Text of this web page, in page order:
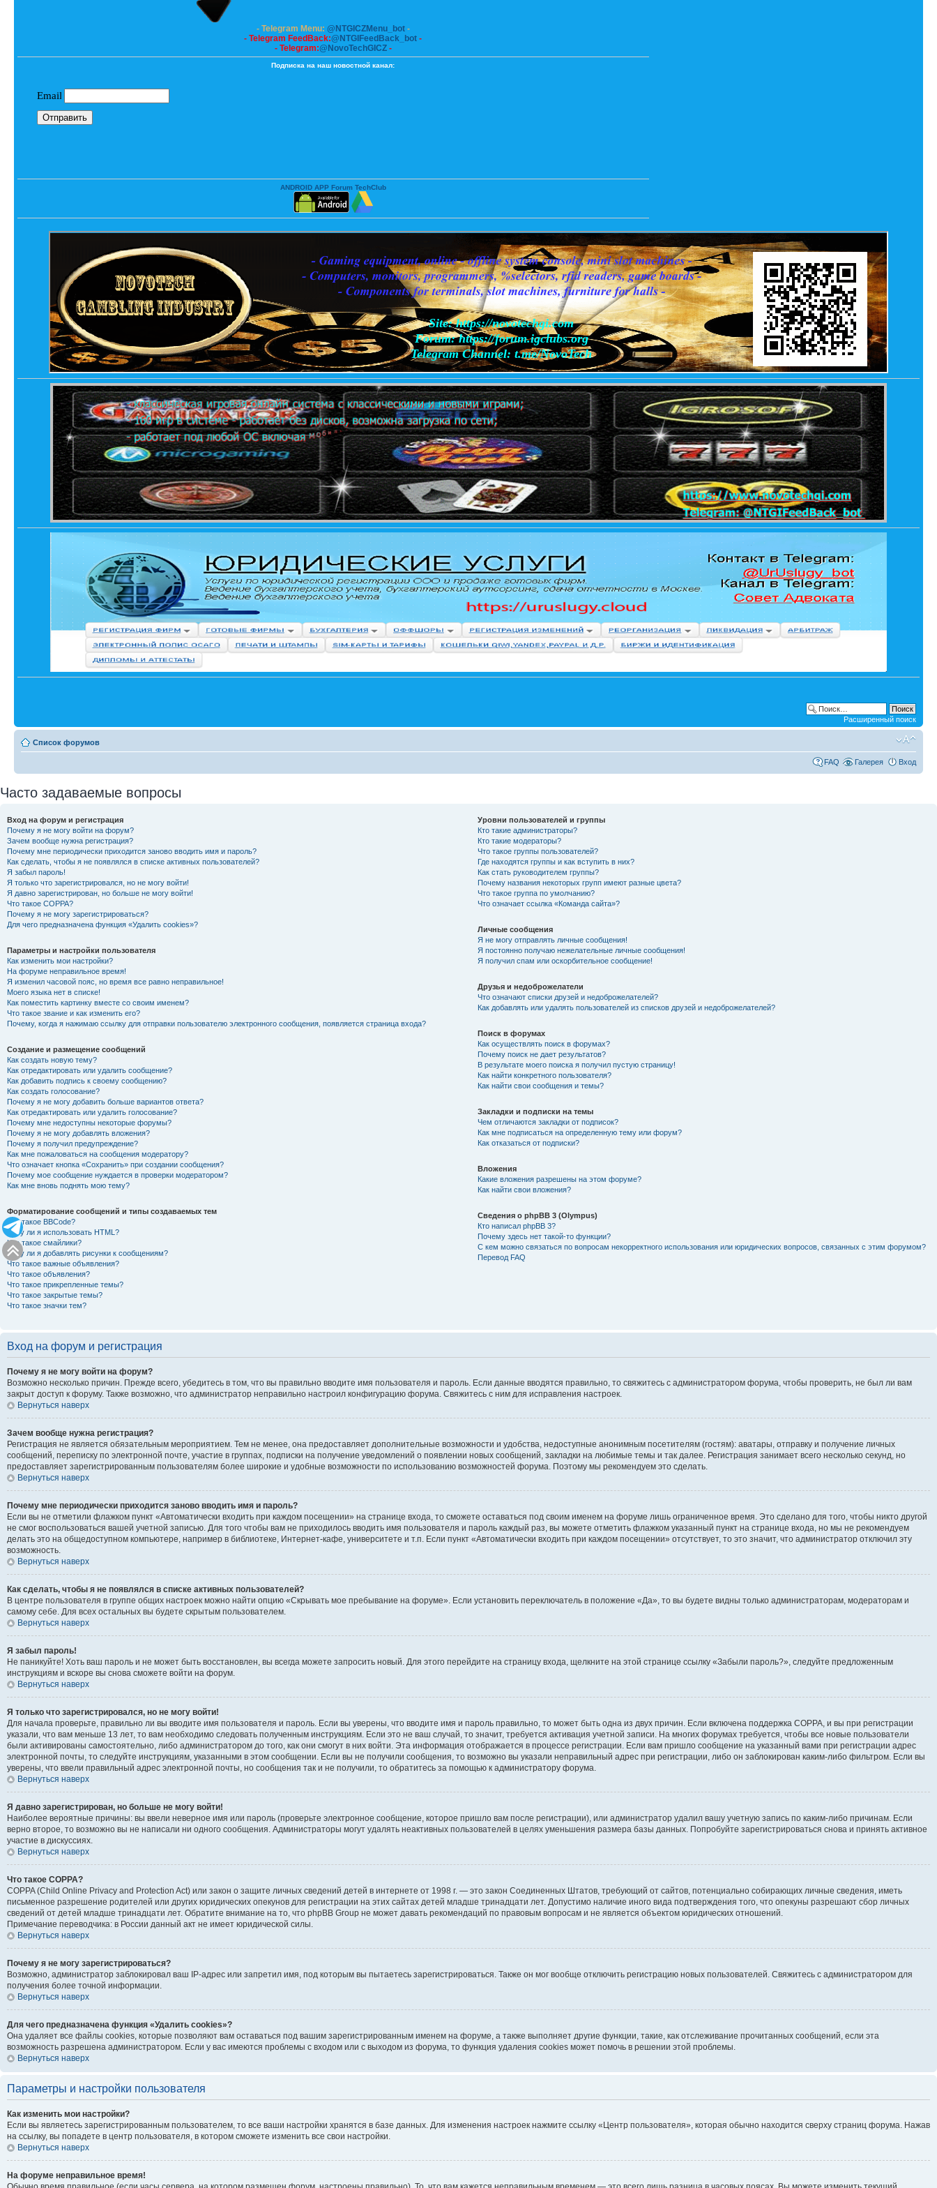
- Telegram Menu: @NTGICZMenu_bot-
- Telegram FeedBack:@NTGIFeedBack_bot -
- Telegram:@NovoTechGICZ-
Подписка на наш новостной канал:
ANDROID APP Forum TechClub
Расширенный поиск
Список форумов
FAQ Галерея Вход
Часто задаваемые вопросы
Вход на форум и регистрация
Почему я не могу войти на форум?
Зачем вообще нужна регистрация?
Почему мне периодически приходится заново вводить имя и пароль?
Как сделать, чтобы я не появлялся в списке активных пользователей?
Я забыл пароль!
Я только что зарегистрировался, но не могу войти!
Я давно зарегистрирован, но больше не могу войти!
Что такое COPPA?
Почему я не могу зарегистрироваться?
Для чего предназначена функция «Удалить cookies»?
Параметры и настройки пользователя
Как изменить мои настройки?
На форуме неправильное время!
Я изменил часовой пояс, но время все равно неправильное!
Моего языка нет в списке!
Как поместить картинку вместе со своим именем?
Что такое звание и как изменить его?
Почему, когда я нажимаю ссылку для отправки пользователю электронного сообщения, появляется страница входа?
Создание и размещение сообщений
Как создать новую тему?
Как отредактировать или удалить сообщение?
Как добавить подпись к своему сообщению?
Как создать голосование?
Почему я не могу добавить больше вариантов ответа?
Как отредактировать или удалить голосование?
Почему мне недоступны некоторые форумы?
Почему я не могу добавлять вложения?
Почему я получил предупреждение?
Как мне пожаловаться на сообщения модератору?
Что означает кнопка «Сохранить» при создании сообщения?
Почему мое сообщение нуждается в проверки модератором?
Как мне вновь поднять мою тему?
Форматирование сообщений и типы создаваемых тем
Что такое BBCode?
Могу ли я использовать HTML?
Что такое смайлики?
Могу ли я добавлять рисунки к сообщениям?
Что такое важные объявления?
Что такое объявления?
Что такое прикрепленные темы?
Что такое закрытые темы?
Что такое значки тем?
Уровни пользователей и группы
Кто такие администраторы?
Кто такие модераторы?
Что такое группы пользователей?
Где находятся группы и как вступить в них?
Как стать руководителем группы?
Почему названия некоторых групп имеют разные цвета?
Что такое группа по умолчанию?
Что означает ссылка «Команда сайта»?
Личные сообщения
Я не могу отправлять личные сообщения!
Я постоянно получаю нежелательные личные сообщения!
Я получил спам или оскорбительное сообщение!
Друзья и недоброжелатели
Что означают списки друзей и недоброжелателей?
Как добавлять или удалять пользователей из списков друзей и недоброжелателей?
Поиск в форумах
Как осуществлять поиск в форумах?
Почему поиск не дает результатов?
В результате моего поиска я получил пустую страницу!
Как найти конкретного пользователя?
Как найти свои сообщения и темы?
Закладки и подписки на темы
Чем отличаются закладки от подписок?
Как мне подписаться на определенную тему или форум?
Как отказаться от подписки?
Вложения
Какие вложения разрешены на этом форуме?
Как найти свои вложения?
Сведения о phpBB 3 (Olympus)
Кто написал phpBB 3?
Почему здесь нет такой-то функции?
С кем можно связаться по вопросам некорректного использования или юридических вопросов, связанных с этим форумом?
Перевод FAQ
Вход на форум и регистрация
Почему я не могу войти на форум?
Возможно несколько причин. Прежде всего, убедитесь в том, что вы правильно вводите имя пользователя и пароль. Если данные вводятся правильно, то свяжитесь с администратором форума, чтобы проверить, не был ли вам
закрыт доступ к форуму. Также возможно, что администратор неправильно настроил конфигурацию форума. Свяжитесь с ним для исправления настроек.
Вернуться наверх
Зачем вообще нужна регистрация?
Регистрация не является обязательным мероприятием. Тем не менее, она предоставляет дополнительные возможности и удобства, недоступные анонимным посетителям (гостям): аватары, отправку и получение личных
сообщений, переписку по электронной почте, участие в группах, подписки на получение уведомлений о появлении новых сообщений, закладки на любимые темы и так далее. Регистрация занимает всего несколько секунд, но
предоставляет зарегистрированным пользователям более широкие и удобные возможности по использованию возможностей форума. Поэтому мы рекомендуем это сделать.
Вернуться наверх
Почему мне периодически приходится заново вводить имя и пароль?
Если вы не отметили флажком пункт «Автоматически входить при каждом посещении» на странице входа, то сможете оставаться под своим именем на форуме лишь ограниченное время. Это сделано для того, чтобы никто другой
не смог воспользоваться вашей учетной записью. Для того чтобы вам не приходилось вводить имя пользователя и пароль каждый раз, вы можете отметить флажком указанный пункт на странице входа, но мы не рекомендуем
делать это на общедоступном компьютере, например в библиотеке, Интернет-кафе, университете и т.п. Если пункт «Автоматически входить при каждом посещении» отсутствует, то это значит, что администратор отключил эту
возможность.
Вернуться наверх
Как сделать, чтобы я не появлялся в списке активных пользователей?
В центре пользователя в группе общих настроек можно найти опцию «Скрывать мое пребывание на форуме». Если установить переключатель в положение «Да», то вы будете видны только администраторам, модераторам и
самому себе. Для всех остальных вы будете скрытым пользователем.
Вернуться наверх
Я забыл пароль!
Не паникуйте! Хоть ваш пароль и не может быть восстановлен, вы всегда можете запросить новый. Для этого перейдите на страницу входа, щелкните на этой странице ссылку «Забыли пароль?», следуйте предложенным
инструкциям и вскоре вы снова сможете войти на форум.
Вернуться наверх
Я только что зарегистрировался, но не могу войти!
Для начала проверьте, правильно ли вы вводите имя пользователя и пароль. Если вы уверены, что вводите имя и пароль правильно, то может быть одна из двух причин. Если включена поддержка COPPA, и вы при регистрации
указали, что вам меньше 13 лет, то вам необходимо следовать полученным инструкциям. Если это не ваш случай, то значит, требуется активация учетной записи. На многих форумах требуется, чтобы все новые пользователи
были активированы самостоятельно, либо администратором до того, как они смогут в них войти. Эта информация отображается в процессе регистрации. Если вам пришло сообщение на указанный вами при регистрации адрес
электронной почты, то следуйте инструкциям, указанными в этом сообщении. Если вы не получили сообщения, то возможно вы указали неправильный адрес при регистрации, либо он заблокирован каким-либо фильтром. Если вы
уверены, что ввели правильный адрес электронной почты, но сообщения так и не получили, то обратитесь за помощью к администратору форума.
Вернуться наверх
Я давно зарегистрирован, но больше не могу войти!
Наиболее вероятные причины: вы ввели неверное имя или пароль (проверьте электронное сообщение, которое пришло вам после регистрации), или администратор удалил вашу учетную запись по каким-либо причинам. Если
верно второе, то возможно вы не написали ни одного сообщения. Администраторы могут удалять неактивных пользователей в целях уменьшения размера базы данных. Попробуйте зарегистрироваться снова и принять активное
участие в дискуссиях.
Вернуться наверх
Что такое COPPA?
COPPA (Child Online Privacy and Protection Act) или закон о защите личных сведений детей в интернете от 1998 г. — это закон Соединенных Штатов, требующий от сайтов, потенциально собирающих личные сведения, иметь
письменное разрешение родителей или других юридических опекунов для регистрации на этих сайтах детей младше тринадцати лет. Допустимо наличие иного вида подтверждения того, что опекуны разрешают сбор личных
сведений от детей младше тринадцати лет. Обратите внимание на то, что phpBB Group не может давать рекомендаций по правовым вопросам и не является объектом юридических отношений.
Примечание переводчика: в России данный акт не имеет юридической силы.
Вернуться наверх
Почему я не могу зарегистрироваться?
Возможно, администратор заблокировал ваш IP-адрес или запретил имя, под которым вы пытаетесь зарегистрироваться. Также он мог вообще отключить регистрацию новых пользователей. Свяжитесь с администратором для
получения более точной информации.
Вернуться наверх
Для чего предназначена функция «Удалить cookies»?
Она удаляет все файлы cookies, которые позволяют вам оставаться под вашим зарегистрированным именем на форуме, а также выполняет другие функции, такие, как отслеживание прочитанных сообщений, если эта
возможность разрешена администратором. Если у вас имеются проблемы с входом или с выходом из форума, то функция удаления cookies может помочь в решении этой проблемы.
Вернуться наверх
Параметры и настройки пользователя
Как изменить мои настройки?
Если вы являетесь зарегистрированным пользователем, то все ваши настройки хранятся в базе данных. Для изменения настроек нажмите ссылку «Центр пользователя», которая обычно находится сверху страниц форума. Нажав
на ссылку, вы попадете в центр пользователя, в котором сможете изменить все свои настройки.
Вернуться наверх
На форуме неправильное время!